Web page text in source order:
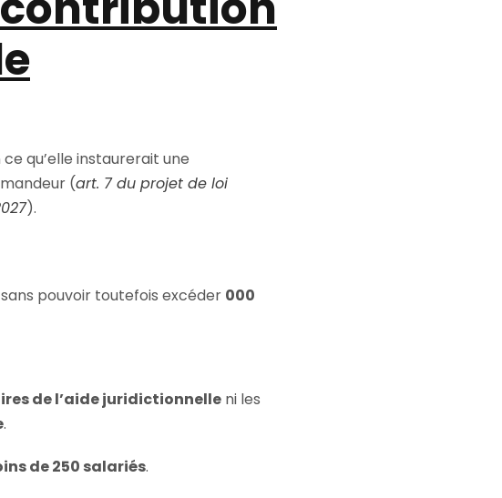
qu’elle instaurerait une
(art. 7 du projet de loi
).
pouvoir toutefois excéder 000
de l’aide juridictionnelle ni les
.
de 250 salariés.